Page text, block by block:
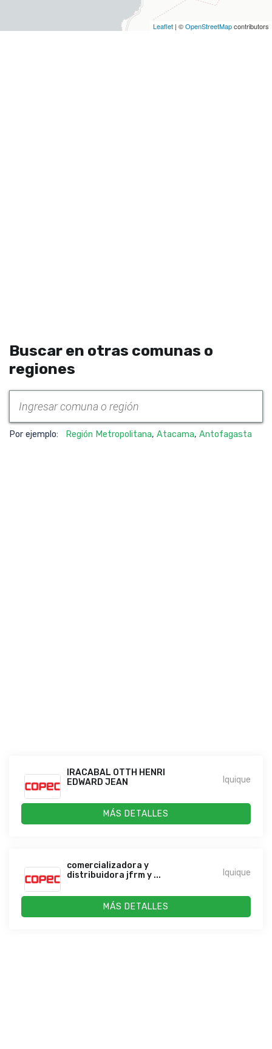
Leaflet | ©OpenStreetMapcontributors
Buscar en otras comunas o
regiones
Por ejemplo: Región Metropolitana, Atacama, Antofagasta
IRACABAL OTTH HENRI
EDWARD JEAN
Iquique
MÁS DETALLES
comercializadora y
distribuidora jfrm y ...
Iquique
MÁS DETALLES